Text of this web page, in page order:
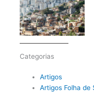
Categorias
Artigos
Artigos Folha de